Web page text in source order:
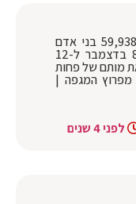
גורם במשרד הבריאות בסין: 59,938 בני אדם
מתו מקורונה במדינה בין ה-8 בדצמבר ל-12
מותם של פחות
מפרוץ המגפה |
לפני 4 שנים